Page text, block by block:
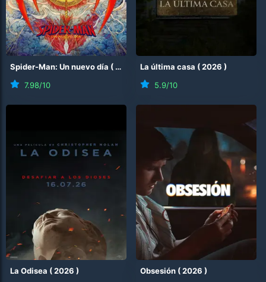
Spider-Man: Un nuevo día ( 2026
7.98/10
La última casa (2026 )
5.9/10
La Odisea (2026 )
Obsesión (2026 )